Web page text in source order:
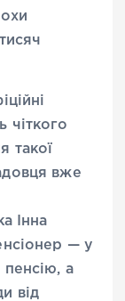
чіткого
такої
вже
Інна
— у
пенсію, а
від